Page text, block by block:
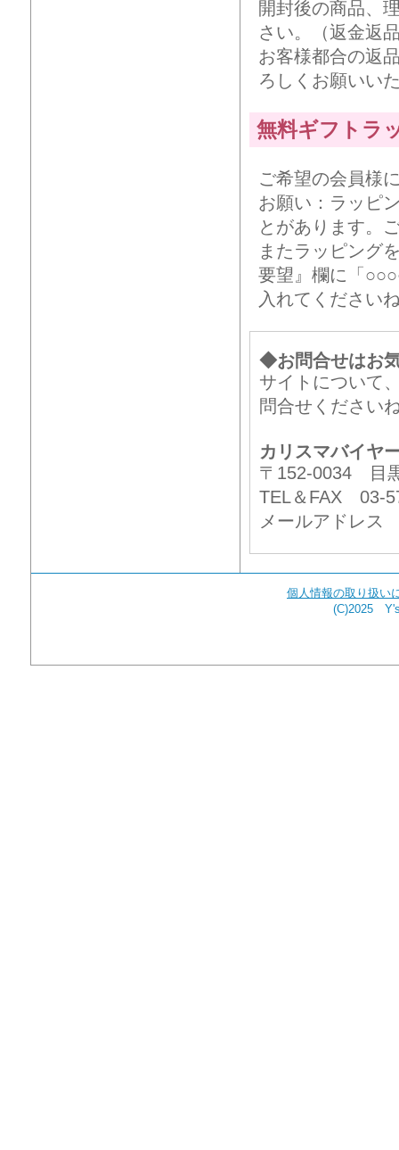
開封後の商品、
さい。（返金返
お客様都合の返
ろしくお願いい
無料ギフトラ
ご希望の会員様
お願い：ラッピ
とがあります。
またラッピング
要望』欄に「
入れてください
◆お問合せはお
サイトについて
問合せください
カリスマバイヤ
〒152-0034 目
TEL＆FAX 03-
メールアドレ
個人情報の取り扱い
(C)2025